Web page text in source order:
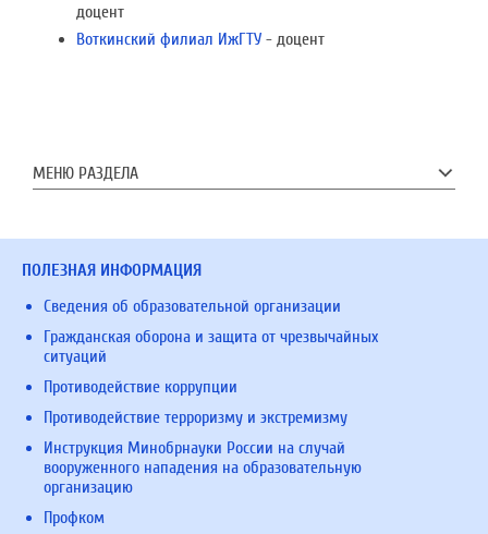
доцент
Воткинский филиал ИжГТУ - доцент
МЕНЮ РАЗДЕЛА
ПОЛЕЗНАЯ ИНФОРМАЦИЯ
Сведения об образовательной организации
Гражданская оборона и защита от чрезвычайных
ситуаций
Противодействие коррупции
Противодействие терроризму и экстремизму
Инструкция Минобрнауки России на случай
вооруженного нападения на образовательную
организацию
Профком